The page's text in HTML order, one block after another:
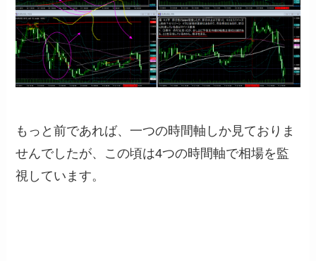
もっと前であれば、一つの時間軸しか見ておりま
せんでしたが、この頃は4つの時間軸で相場を監
視しています。